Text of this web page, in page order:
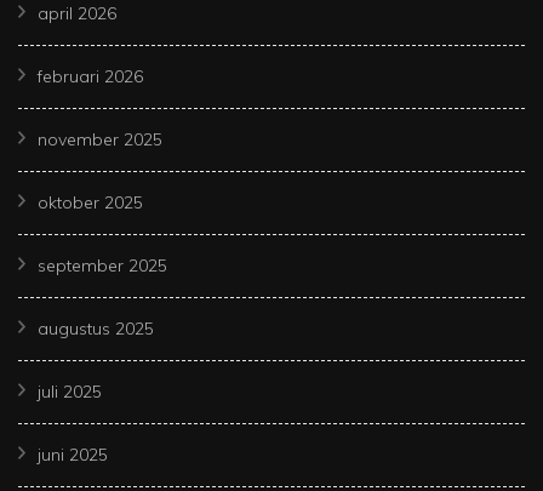
april 2026
februari 2026
november 2025
oktober 2025
september 2025
augustus 2025
juli 2025
juni 2025